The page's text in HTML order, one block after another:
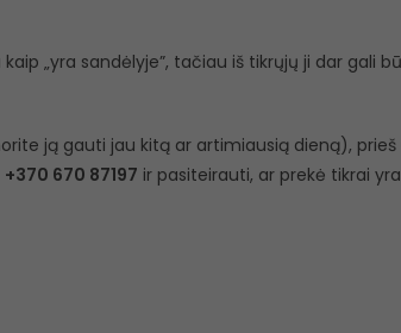
„yra sandėlyje”, tačiau iš tikrųjų ji dar gali
ją gauti jau kitą ar artimiausią dieną), prieš
+370 670 87197 ir pasiteirauti, ar prekė tikrai